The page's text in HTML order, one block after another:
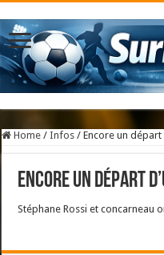
Home / Infos / Encore un départ
Encore un départ
Stéphane Rossi et concarneau